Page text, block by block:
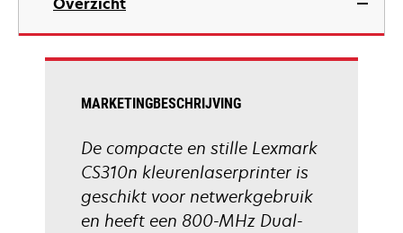
new
MARKETINGBESCHRIJVING
De compacte en stille Lexmark
CS310n kleurenlaserprinter is
geschikt voor netwerkgebruik
en heeft een 800-MHz Dual-